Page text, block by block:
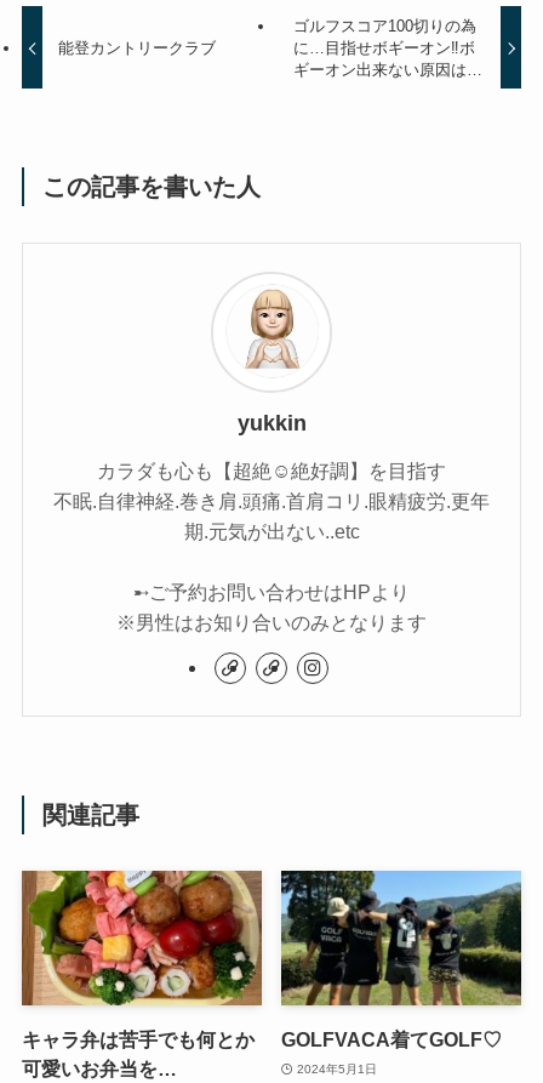
能登カントリークラブ
ゴルフスコア100切りの為
に…目指せボギーオン‼︎ボ
ギーオン出来ない原因は…
この記事を書いた人
yukkin
カラダも心も【超絶☺︎絶好調】を目指す
不眠.自律神経.巻き肩.頭痛.首肩コリ.眼精疲労.更年
期.元気が出ない..etc
➸ご予約お問い合わせはHPより
※男性はお知り合いのみとなります
関連記事
キャラ弁は苦手でも何とか
可愛いお弁当を…
GOLFVACA着てGOLF♡
2024年5月1日